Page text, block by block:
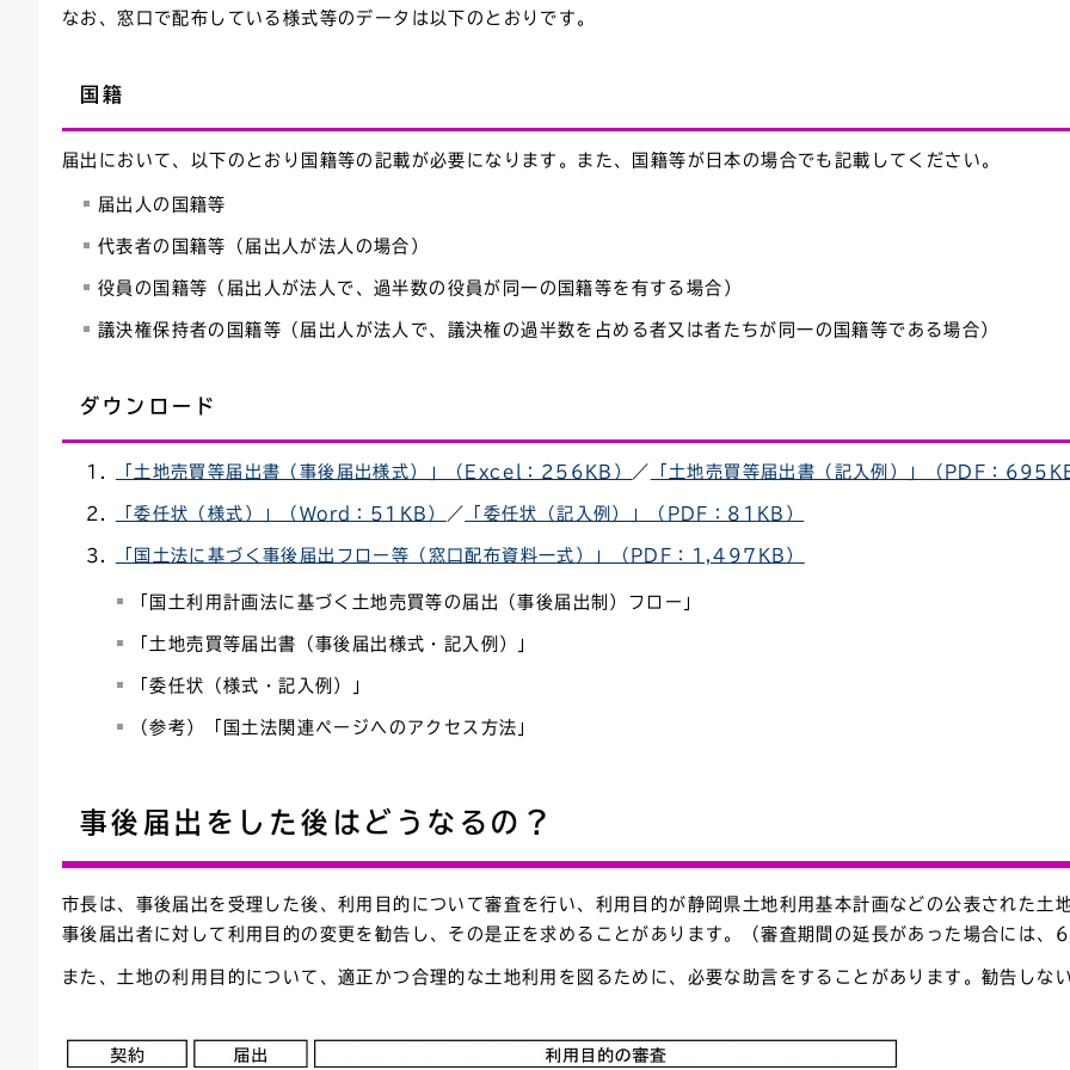
なお、窓口で配布している様式等のデータは以下のとおりです。
国籍
届出において、以下のとおり国籍等の記載が必要になります。また、国籍等が日本の場合でも記載してください。
届出人の国籍等
代表者の国籍等（届出人が法人の場合）
役員の国籍等（届出人が法人で、過半数の役員が同一の国籍等を有する場合）
議決権保持者の国籍等（届出人が法人で、議決権の過半数を占める者又は者たちが同一の国籍等である場合）
ダウンロード
「土地売買等届出書（事後届出様式）」（Excel：256KB） ／ 「土地売買等届出書（記入例）」（PDF：
「委任状（様式）」（Word：51KB） ／ 「委任状（記入例）」（PDF：81KB）
「国土法に基づく事後届出フロー等（窓口配布資料一式）」（PDF：1,497KB）
「国土利用計画法に基づく土地売買等の届出（事後届出制）フロー」
「土地売買等届出書（事後届出様式・記入例）」
「委任状（様式・記入例）」
（参考）「国土法関連ページへのアクセス方法」
事後届出をした後はどうなるの？
市長は、事後届出を受理した後、利用目的について審査を行い、利用目的が静岡県土地利用基本計画などの公表された
事後届出者に対して利用目的の変更を勧告し、その是正を求めることがあります。（審査期間の延長があった場合には、
また、土地の利用目的について、適正かつ合理的な土地利用を図るために、必要な助言をすることがあります。勧告しな